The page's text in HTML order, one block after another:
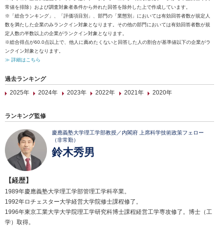
常値を排除）および調査対象者条件から外れた回答を除外した上で作成しています。
※「総合ランキング」、「評価項目別」、部門の「業態別」においては有効回答者数が規定人
数を満たした企業のみランクイン対象となります。その他の部門においては有効回答者数が規
定人数の半数以上の企業がランクイン対象となります。
※総合得点が60.0点以上で、他人に薦めたくないと回答した人の割合が基準値以下の企業がラ
ンクイン対象となります。
≫ 詳細はこちら
過去ランキング
2025年
2024年 2023年 2022年 2021年 2020年
ランキング監修
慶應義塾大学理工学部教授／内閣府 上席科学技術政策フェロー
（非常勤）
鈴木秀男
【経歴】
1989年慶應義塾大学理工学部管理工学科卒業。
1992年ロチェスター大学経営大学院修士課程修了。
1996年東京工業大学大学院理工学研究科博士課程経営工学専攻修了。博士（工
学）取得。